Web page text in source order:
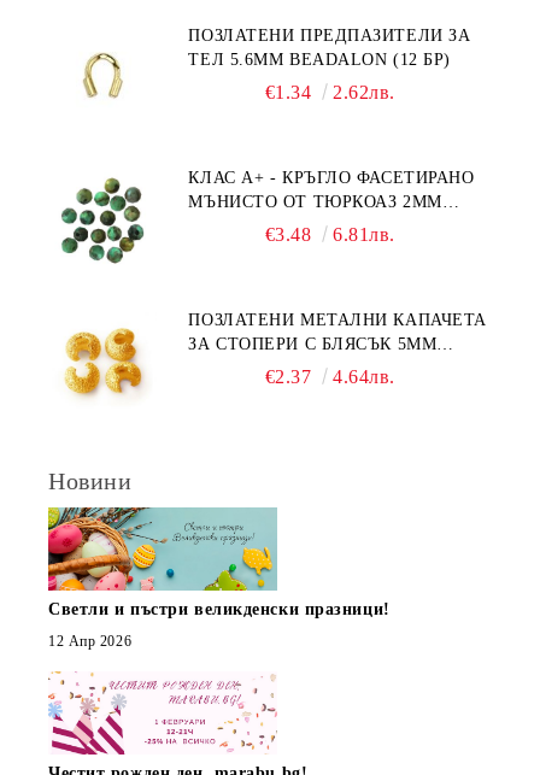
ПОЗЛАТЕНИ ПРЕДПАЗИТЕЛИ ЗА
ТЕЛ 5.6ММ BEADALON (12 БР)
€1.34 2.62лв.
КЛАС А+ - КРЪГЛО ФАСЕТИРАНО
МЪНИСТО ОТ ТЮРКОАЗ 2ММ
€3.48 6.81лв.
ПОЗЛАТЕНИ МЕТАЛНИ КАПАЧЕТА
ЗА СТОПЕРИ С БЛЯСЪК 5ММ
€2.37 4.64лв.
Новини
Светли и пъстри великденски празници!
12 Апр 2026